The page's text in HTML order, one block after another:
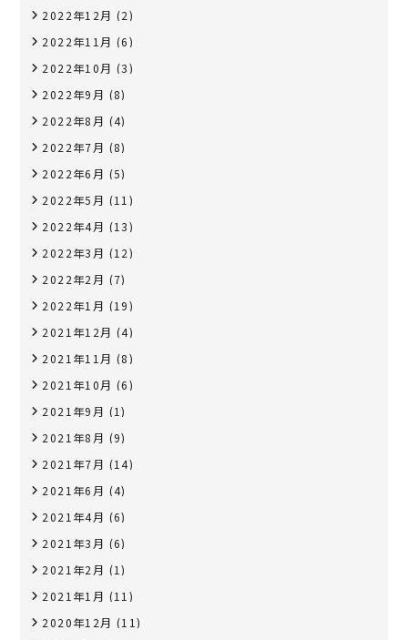
2022年12月 (2)
2022年11月 (6)
2022年10月 (3)
2022年9月 (8)
2022年8月 (4)
2022年7月 (8)
2022年6月 (5)
2022年5月 (11)
2022年4月 (13)
2022年3月 (12)
2022年2月 (7)
2022年1月 (19)
2021年12月 (4)
2021年11月 (8)
2021年10月 (6)
2021年9月 (1)
2021年8月 (9)
2021年7月 (14)
2021年6月 (4)
2021年4月 (6)
2021年3月 (6)
2021年2月 (1)
2021年1月 (11)
2020年12月 (11)